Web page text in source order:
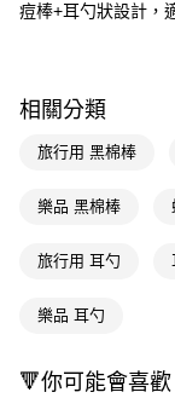
Google Pay
【關於「AFTEE先享後
便利好安心！
２．便利：只要手機
【「AFTEE先享後付
結帳頁面，進行簡訊
ATM／網路銀行／等
每筆NT$65，滿
付款後全家取貨
萊爾富取貨付款
痘棒+耳勺狀設計，
相關分類
旅行用 黑棉棒
樂品 黑棉棒
旅行用 耳勺
樂品 耳勺
🔻你可能會喜歡